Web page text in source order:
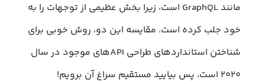
مانند GraphQL است، زیرا بخش عظیمی از توجهات را به
خود جلب کرده است. مقایسه این دو، روش خوبی برای
شناختن استاندارد‌های طراحی APIهای موجود در سال
۲۰۲۰ است، پس بیایید مستقیم سراغ آن برویم!